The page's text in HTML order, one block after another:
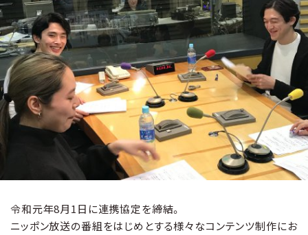
令和元年8月1日に連携協定を締結。
ニッポン放送の番組をはじめとする様々なコンテンツ制作にお